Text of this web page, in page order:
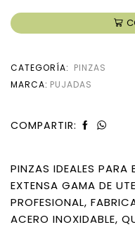
CATEGORÍA: PINZAS
MARCA: PUJADAS
COMPARTIR:
PINZAS IDEALES PARA
EXTENSA GAMA DE
PROFESIONAL,
ACERO INOXIDABLE,